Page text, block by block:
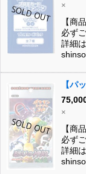
×
【商
必ず
詳細
【パ
×
【商
必ず
詳細